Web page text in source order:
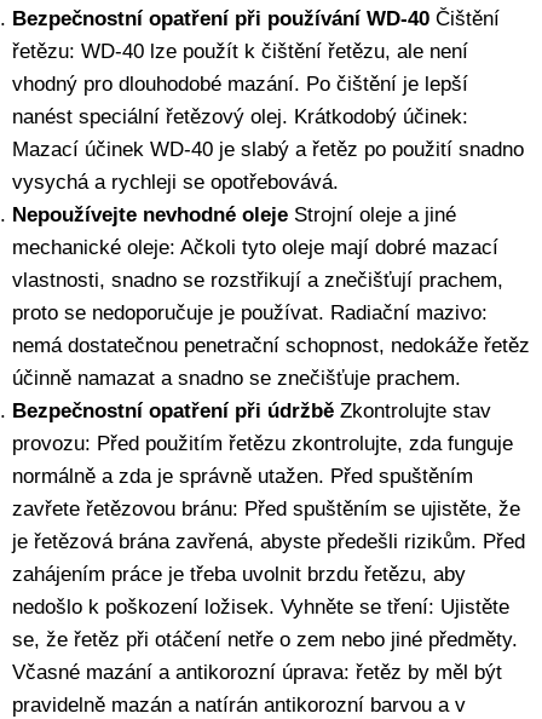
Bezpečnostní opatření při používání WD-40 Čištění
řetězu: WD-40 lze použít k čištění řetězu, ale není
vhodný pro dlouhodobé mazání. Po čištění je lepší
nanést speciální řetězový olej. Krátkodobý účinek:
Mazací účinek WD-40 je slabý a řetěz po použití snadno
vysychá a rychleji se opotřebovává.
Nepoužívejte nevhodné oleje Strojní oleje a jiné
mechanické oleje: Ačkoli tyto oleje mají dobré mazací
vlastnosti, snadno se rozstřikují a znečišťují prachem,
proto se nedoporučuje je používat. Radiační mazivo:
nemá dostatečnou penetrační schopnost, nedokáže řetěz
účinně namazat a snadno se znečišťuje prachem.
Bezpečnostní opatření při údržbě Zkontrolujte stav
provozu: Před použitím řetězu zkontrolujte, zda funguje
normálně a zda je správně utažen. Před spuštěním
zavřete řetězovou bránu: Před spuštěním se ujistěte, že
je řetězová brána zavřená, abyste předešli rizikům. Před
zahájením práce je třeba uvolnit brzdu řetězu, aby
nedošlo k poškození ložisek. Vyhněte se tření: Ujistěte
se, že řetěz při otáčení netře o zem nebo jiné předměty.
Včasné mazání a antikorozní úprava: řetěz by měl být
pravidelně mazán a natírán antikorozní barvou a v